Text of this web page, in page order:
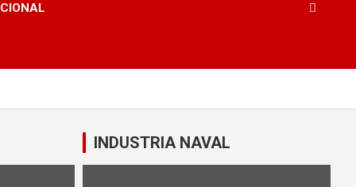
INDUSTRIA NAVAL